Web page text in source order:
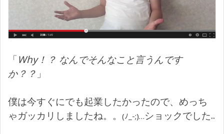
「Why！？ なんでそんなこと言うんです
か？？ 」
僕は今すぐにでも起業したかったので、めっち
ゃガッカリしましたね。。
(ﾉ_-;)…ショックでした..